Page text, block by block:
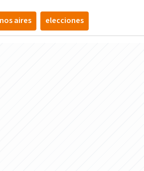
aires elecciones